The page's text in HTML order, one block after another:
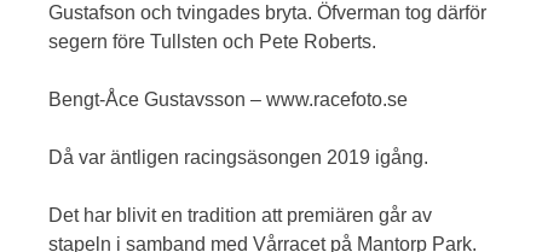
Gustafson och tvingades bryta. Öfverman tog därför
segern före Tullsten och Pete Roberts.
Bengt-Åce Gustavsson – www.racefoto.se
Då var äntligen racingsäsongen 2019 igång.
Det har blivit en tradition att premiären går av
stapeln i samband med Vårracet på Mantorp Park.